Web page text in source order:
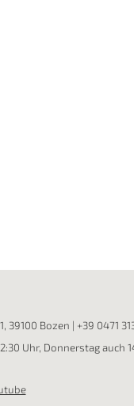
39100 Bozen | +39 0471
Uhr, Donnerstag auch